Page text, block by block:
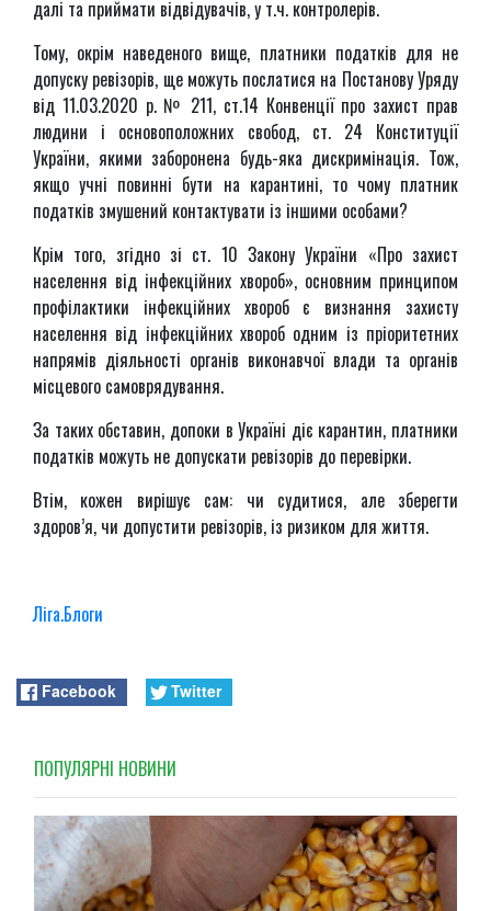
далі та приймати відвідувачів, у т.ч. контролерів.
Тому, окрім наведеного вище, платники податків для не
допуску ревізорів, ще можуть послатися на Постанову Уряду
від 11.03.2020 р. № 211, ст.14 Конвенції про захист прав
людини і основоположних свобод, ст. 24 Конституції
України, якими заборонена будь-яка дискримінація. Тож,
якщо учні повинні бути на карантині, то чому платник
податків змушений контактувати із іншими особами?
Крім того, згідно зі ст. 10 Закону України «Про захист
населення від інфекційних хвороб», основним принципом
профілактики інфекційних хвороб є визнання захисту
населення від інфекційних хвороб одним із пріоритетних
напрямів діяльності органів виконавчої влади та органів
місцевого самоврядування.
За таких обставин, допоки в Україні діє карантин, платники
податків можуть не допускати ревізорів до перевірки.
Втім, кожен вирішує сам: чи судитися, але зберегти
здоров’я, чи допустити ревізорів, із ризиком для життя.
Ліга.Блоги
Facebook Twitter
ПОПУЛЯРНI НОВИНИ